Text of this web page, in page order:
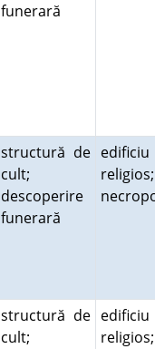
funerară
structură de
cult;
descoperire
funerară
edificiu
religios;
structură de
cult;
edificiu
religios;